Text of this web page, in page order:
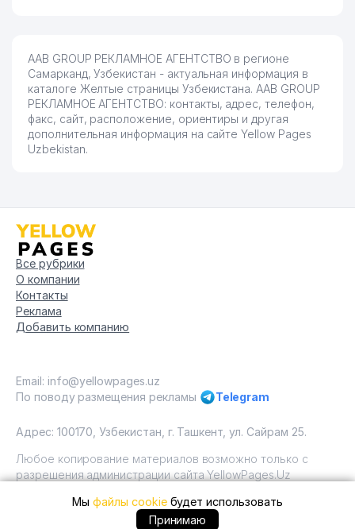
AAB GROUP РЕКЛАМНОЕ АГЕНТСТВО в регионе
Самарканд, Узбекистан - актуальная информация в
каталоге Желтые страницы Узбекистана. AAB GROUP
РЕКЛАМНОЕ АГЕНТСТВО: контакты, адрес, телефон,
факс, сайт, расположение, ориентиры и другая
дополнительная информация на сайте Yellow Pages
Uzbekistan.
+99891 ... позвонить
Все рубрики
О компании
Контакты
Реклама
Добавить компанию
Email: info@yellowpages.uz
По поводу размещения рекламы
Telegram
Адрес: 100170, Узбекистан, г. Ташкент, ул. Сайрам 25.
Любое копирование материалов возможно только с
разрешения администрации сайта YellowPages.Uz
Copyright © Yellow Pages Uzbekistan, 2009 - 2026 / ООО
"Yellow Pages". Все права защищены All rights reserved.
Мыфайлы cookieбудет использовать
Принимаю